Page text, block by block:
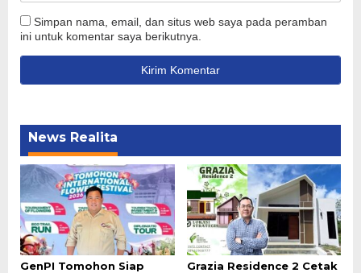
Simpan nama, email, dan situs web saya pada peramban
ini untuk komentar saya berikutnya.
News Realita
GenPI Tomohon Siap
Grazia Residence 2 Cetak